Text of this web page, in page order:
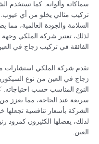
سماكاته وألوانه. كما
تركيب مثالي يخلو من أي عيوب.
السلامة والجودة العالمية،
لذلك، تعتبر شركة الملكي
الفائقة في تركيب زجاج في
تقدم شركة الملكي استشارات
زجاج في العين من نوع
النوع المناسب حسب
سريعة عند الحاجة، مما يعزز
الشركة بأسعار تنافسية تجعلها
لذلك، يفضلها الكثيرون
العين.